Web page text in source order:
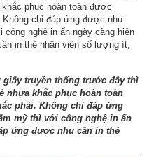
phục hoàn toàn được
chỉ đáp ứng được nhu
nghệ in ấn ngày càng hiện
in thẻ nhân viên số lượng ít,
truyền thống trước đây thì
nhựa khắc phục hoàn toàn
phải. Không chỉ đáp ứng
mỹ thì với công nghệ in ấn
ứng được nhu cần in thẻ